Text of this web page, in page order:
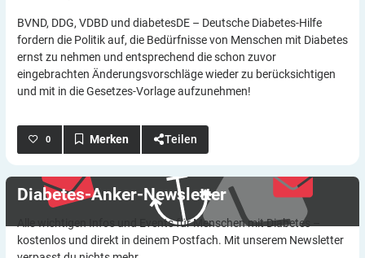
BVND, DDG, VDBD und diabetesDE – Deutsche Diabetes-Hilfe
fordern die Politik auf, die Bedürfnisse von Menschen mit Diabetes
ernst zu nehmen und entsprechend die schon zuvor
eingebrachten Änderungsvorschläge wieder zu berücksichtigen
und mit in die Gesetzes-Vorlage aufzunehmen!
0 Teilen
Diabetes-Anker-Newsletter
Alle wichtigen Infos und Events für Menschen mit Diabetes –
kostenlos und direkt in deinem Postfach. Mit unserem Newsletter